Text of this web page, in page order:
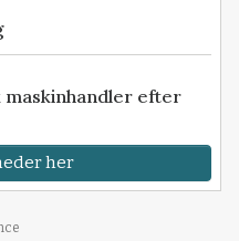
efter
her